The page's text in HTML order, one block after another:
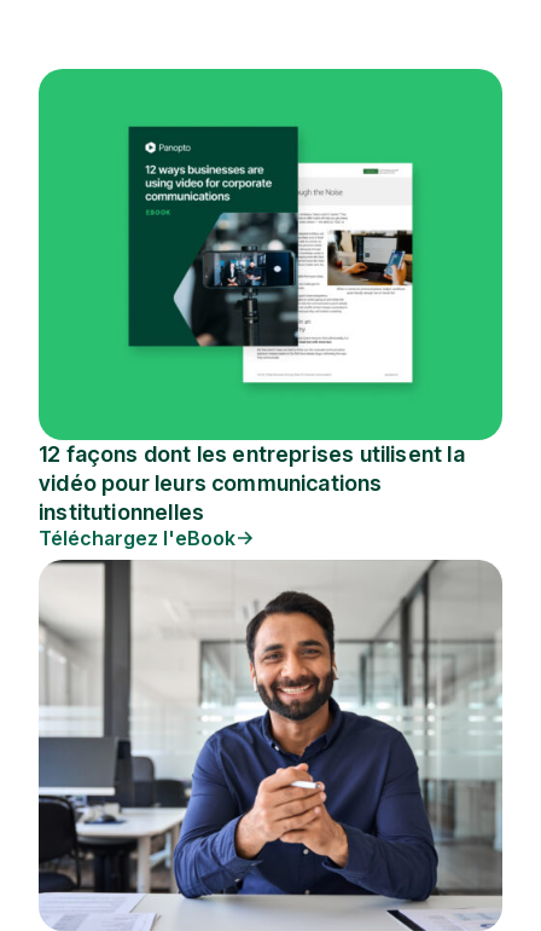
12 façons dont les entreprises utilisent la
vidéo pour leurs communications
institutionnelles
Téléchargez l'eBook